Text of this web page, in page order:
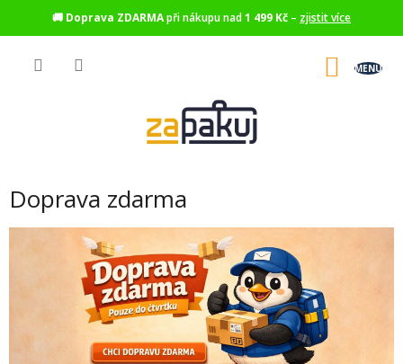
🚚 Doprava ZDARMApři nákupu nad1 499 Kč – zjistit více
Doprava zdarma